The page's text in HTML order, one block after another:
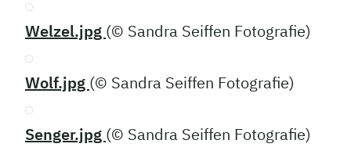
Welzel.jpg (© Sandra Seiffen Fotografie)
Wolf.jpg (© Sandra Seiffen Fotografie)
Senger.jpg (© Sandra Seiffen Fotografie)